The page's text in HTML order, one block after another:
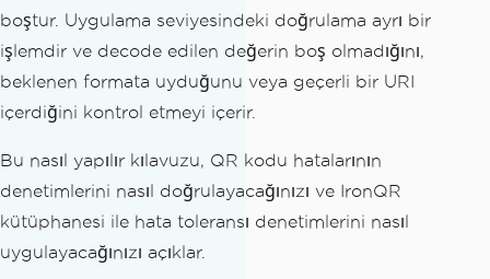
boştur. Uygulama seviyesindeki doğrulama ayrı bir
işlemdir ve decode edilen değerin boş olmadığını,
beklenen formata uyduğunu veya geçerli bir URI
içerdiğini kontrol etmeyi içerir.
Bu nasıl yapılır kılavuzu, QR kodu hatalarının
denetimlerini nasıl doğrulayacağınızı ve IronQR
kütüphanesi ile hata toleransı denetimlerini nasıl
uygulayacağınızı açıklar.